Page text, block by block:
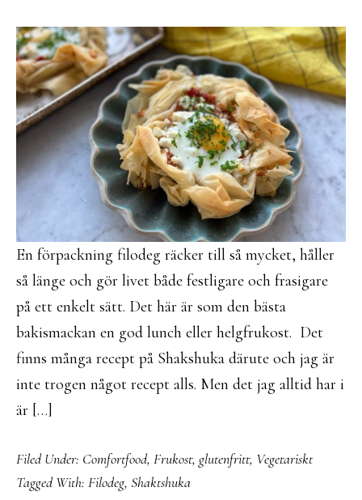
En förpackning filodeg räcker till så mycket, håller
så länge och gör livet både festligare och frasigare
på ett enkelt sätt. Det här är som den bästa
bakismackan en god lunch eller helgfrukost. Det
finns många recept på Shakshuka därute och jag är
inte trogen något recept alls. Men det jag alltid har i
är […]
Filed Under: Comfortfood, Frukost, glutenfritt, Vegetariskt
Tagged With: Filodeg, Shaktshuka